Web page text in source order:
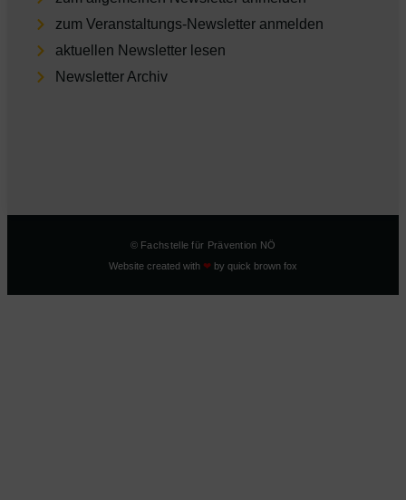
zum Veranstaltungs-Newsletter anmelden
aktu­el­len Newsletter lesen
Newsletter Archiv
© Fachstelle für Prävention NÖ
Website created with ❤ by quick brown fox